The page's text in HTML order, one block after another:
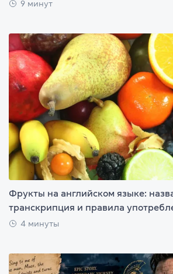
9 минут
Фрукты на английском языке:
транскрипция и правила
4 минуты